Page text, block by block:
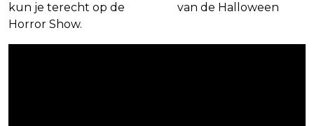
kun je terecht op de
van de Halloween
Horror Show.